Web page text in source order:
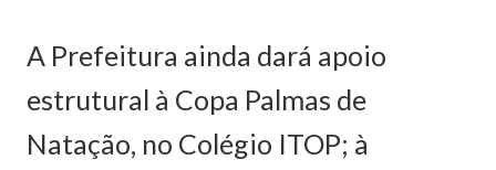
A Prefeitura ainda dará apoio
estrutural à Copa Palmas de
Natação, no Colégio ITOP; à